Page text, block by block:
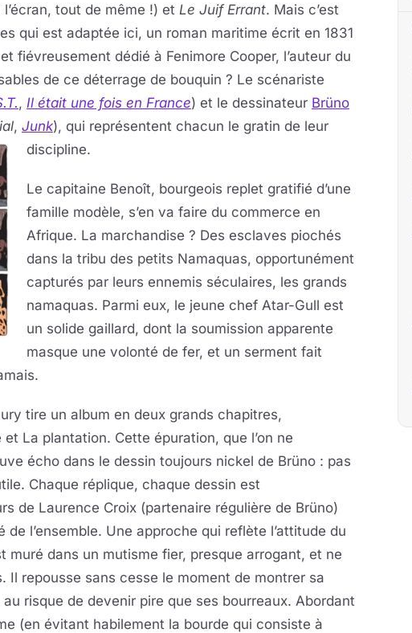
tout de même !) et Le Juif Errant. Mais c’est
qui est adaptée ici, un roman maritime écrit en 1831
fiévreusement dédié à Fenimore Cooper, l’auteur du
de ce déterrage de bouquin ? Le scénariste
, Il était une fois en France) et le dessinateur Brüno
, Junk), qui représentent chacun le gratin de leur
discipline.
Le capitaine Benoît, bourgeois replet gratifié d’une
famille modèle, s’en va faire du commerce en
Afrique. La marchandise ? Des esclaves piochés
dans la tribu des petits Namaquas, opportunément
capturés par leurs ennemis séculaires, les grands
namaquas. Parmi eux, le jeune chef Atar-Gull est
un solide gaillard, dont la soumission apparente
masque une volonté de fer, et un serment fait
tire un album en deux grands chapitres,
La plantation. Cette épuration, que l’on ne
écho dans le dessin toujours nickel de Brüno : pas
Chaque réplique, chaque dessin est
de Laurence Croix (partenaire régulière de Brüno)
l’ensemble. Une approche qui reflète l’attitude du
muré dans un mutisme fier, presque arrogant, et ne
Il repousse sans cesse le moment de montrer sa
risque de devenir pire que ses bourreaux. Abordant
(en évitant habilement la bourde qui consiste à